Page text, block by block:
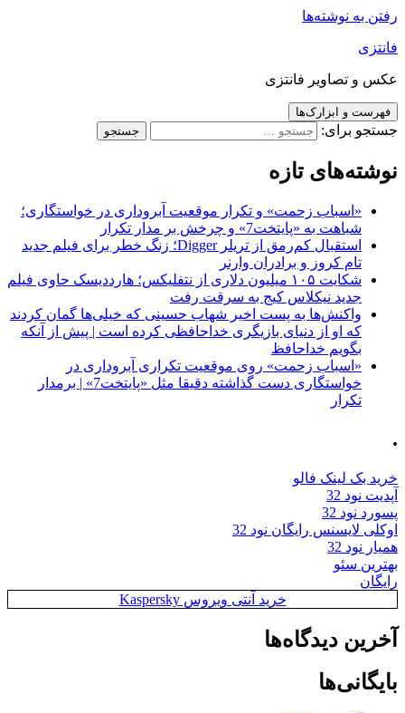
رفتن به نوشته‌ها
فانتزی
عکس و تصاویر فانتزی
فهرست و ابزارک‌ها
جستجو برای:
نوشته‌های تازه
«اسباب زحمت» و تکرار موقعیت آبروداری در خواستگاری؛
شباهت به «پایتخت7» و چرخش بر مدار تکرار
استقبال کم‌رمق از تریلر Digger؛ زنگ خطر برای فیلم جدید
تام کروز و برادران وارنر
شکایت ۱۰۵ میلیون دلاری از نتفلیکس؛ هارددیسک حاوی فیلم
جدید نیکلاس کیج به سرقت رفت
واکنش‌ها به پست اخیر شهاب حسینی که خیلی‌ها گمان کردند
که او از دنیای بازیگری خداحافظی کرده است | پیش از آنکه
بگویم خداحافظ
«اسباب زحمت» روی موقعیت تکراری آبروداری در
خواستگاری دست گذاشته دقیقا مثل «پایتخت7» | برمدار
تکرار
.
خرید بک لینک فالو
آپدیت نود 32
پسورد نود 32
اوکلی لایسنس رایگان نود 32
همیار نود 32
بهترین سئو
رایگان
خرید آنتی ویروس Kaspersky
آخرین دیدگاه‌ها
بایگانی‌ها